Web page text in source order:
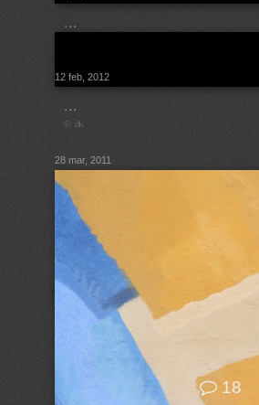
...
12 feb, 2012
...
© dk
28 mar, 2011
18